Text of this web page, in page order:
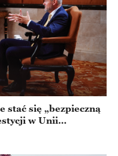
stać się „bezpieczną
w Unii